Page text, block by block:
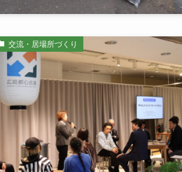
交流・居場所づくり